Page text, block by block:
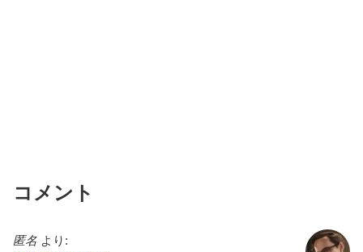
コメント
匿名 より: